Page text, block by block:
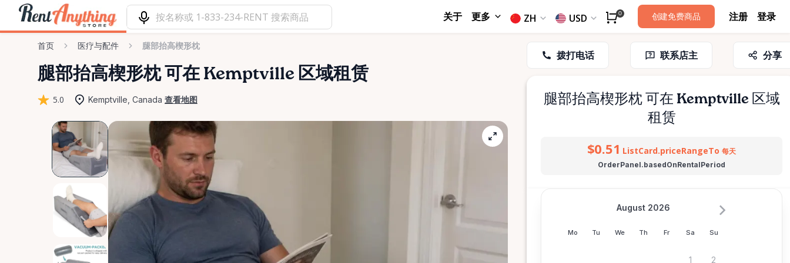
关于 更多 ZH USD 0 创建免费商品 注册 登录
首页 医疗与配件 腿部抬高楔形枕
腿部抬高楔形枕可在 Kemptville 区域租赁
5.0 Kemptville, Canada 查看地图
拨打电话 联系店主 分享
腿部抬高楔形枕可在 Kemptville 区域
租赁
$0.51 ListCard.priceRangeTo 每天
OrderPanel.basedOnRentalPeriod
Mo Tu We Th Fr Sa Su
August 2026
1 2